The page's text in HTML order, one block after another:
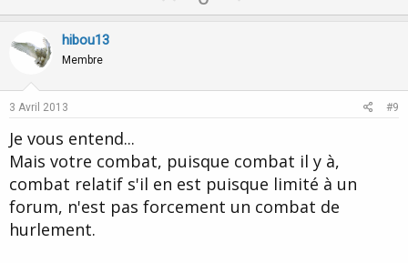
p
t
o
v
hibou13
Membre
3 Avril 2013 #9
Je vous entend...
Mais votre combat, puisque combat il y à,
combat relatif s'il en est puisque limité à un
forum, n'est pas forcement un combat de
hurlement.